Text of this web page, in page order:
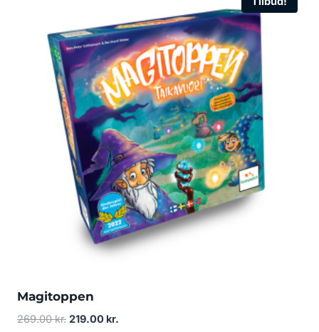
Magitoppen
269.00kr. Den
219.00 kr.